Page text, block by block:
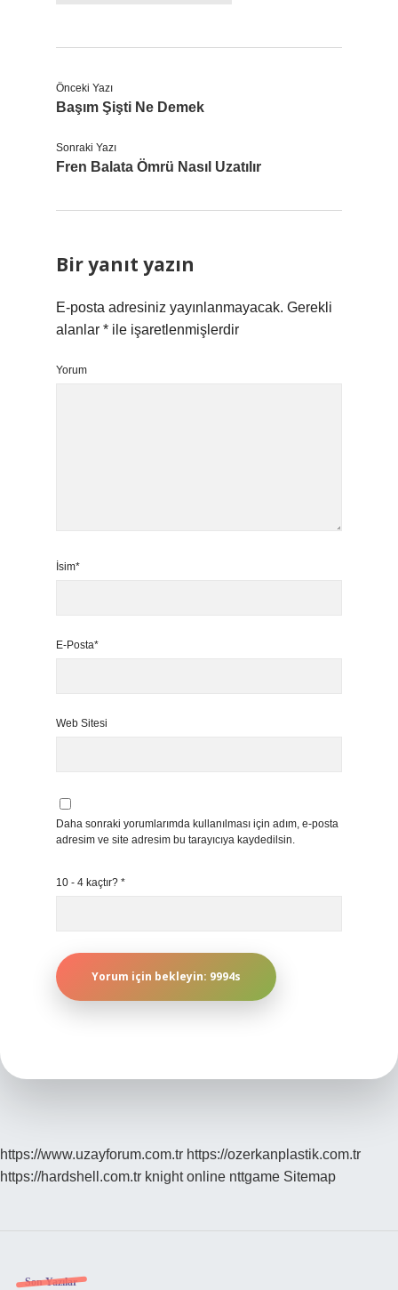
Önceki Yazı
Başım Şişti Ne Demek
Sonraki Yazı
Fren Balata Ömrü Nasıl Uzatılır
Bir yanıt yazın
E-posta adresiniz yayınlanmayacak. Gerekli
alanlar * ile işaretlenmişlerdir
Yorum
İsim*
E-Posta*
Web Sitesi
Daha sonraki yorumlarımda kullanılması için adım, e-posta
adresim ve site adresim bu tarayıcıya kaydedilsin.
10 - 4 kaçtır? *
https://www.uzayforum.com.tr https://ozerkanplastik.com.tr
https://hardshell.com.tr knight online nttgame Sitemap
Son Yazılar